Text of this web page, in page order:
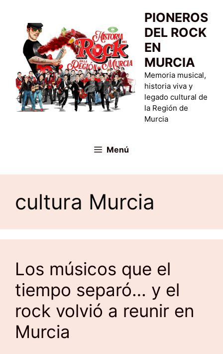
contenido
PIONEROS
DEL ROCK
EN
MURCIA
Memoria musical,
historia viva y
legado cultural de
la Región de
Murcia
Menú
cultura Murcia
Los músicos que el
tiempo separó… y el
rock volvió a reunir en
Murcia